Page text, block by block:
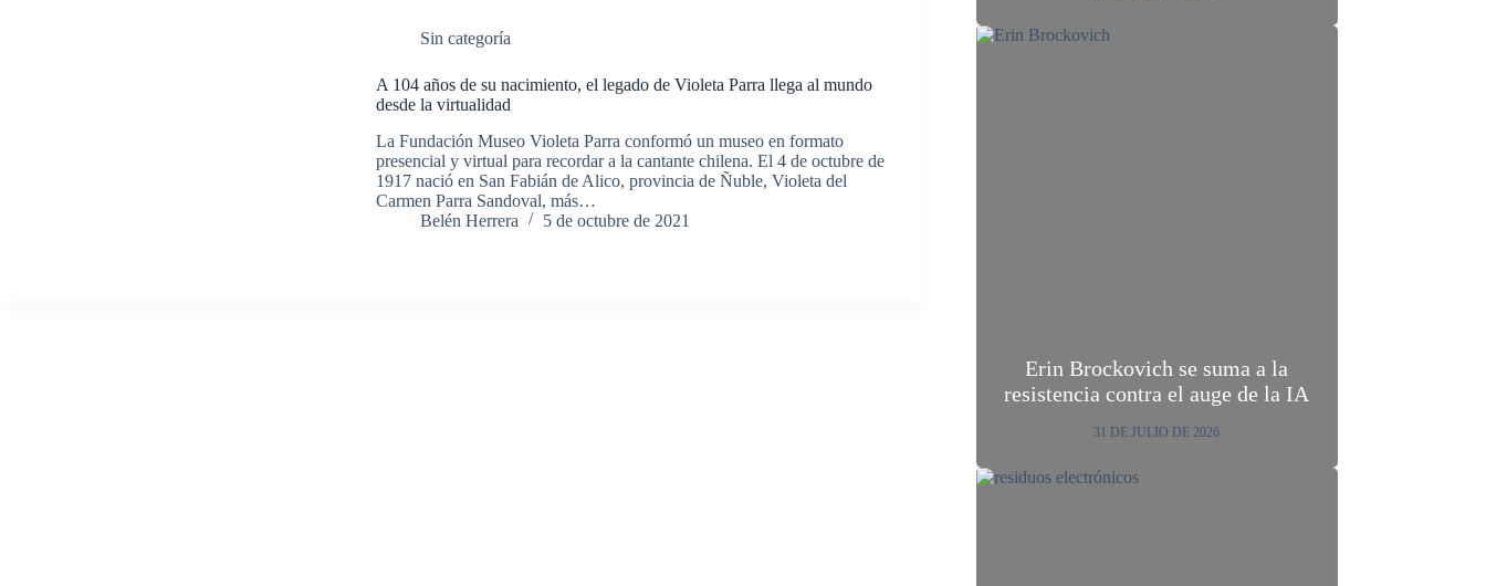
Sin categoría
A 104 años de su nacimiento, el legado de Violeta Parra llega al mundo
desde la virtualidad
La Fundación Museo Violeta Parra conformó un museo en formato
presencial y virtual para recordar a la cantante chilena. El 4 de octubre de
1917 nació en San Fabián de Alico, provincia de Ñuble, Violeta del
Carmen Parra Sandoval, más…
Belén Herrera
5 de octubre de 2021
Erin Brockovich se suma a la
resistencia contra el auge de la IA
31 DE JULIO DE 2026